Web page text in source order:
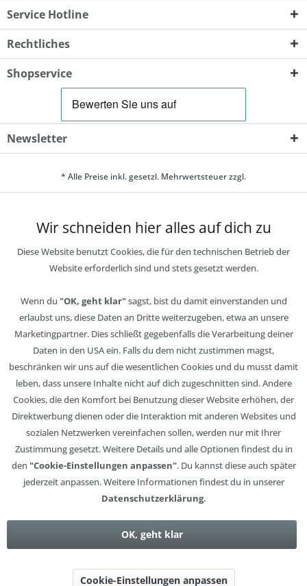
Service Hotline
Rechtliches
Shopservice
Newsletter
* Alle Preise inkl. gesetzl. Mehrwertsteuer zzgl.
Wir schneiden hier alles auf dich zu
Diese Website benutzt Cookies, die für den technischen Betrieb der
Website erforderlich sind und stets gesetzt werden.
Wenn du "OK, geht klar"sagst, bist du damit einverstanden und
erlaubst uns, diese Daten an Dritte weiterzugeben, etwa an unsere
Marketingpartner. Dies schließt gegebenfalls die Verarbeitung deiner
Daten in den USA ein. Falls du dem nicht zustimmen magst,
beschränken wir uns auf die wesentlichen Cookies und du musst damit
leben, dass unsere Inhalte nicht auf dich zugeschnitten sind. Andere
Cookies, die den Komfort bei Benutzung dieser Website erhöhen, der
Direktwerbung dienen oder die Interaktion mit anderen Websites und
sozialen Netzwerken vereinfachen sollen, werden nur mit Ihrer
Zustimmung gesetzt. Weitere Details und alle Optionen findest du in
den "Cookie-Einstellungen anpassen". Du kannst diese auch später
jederzeit anpassen. Weitere Informationen findest du in unserer
Datenschutzerklärung.
OK, geht klar
Cookie-Einstellungen anpassen